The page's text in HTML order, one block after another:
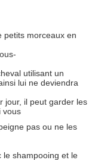
petits morceaux en
utilisant un
lui ne deviendra
jour, il peut garder les
vous
pas ou ne les
le shampooing et le